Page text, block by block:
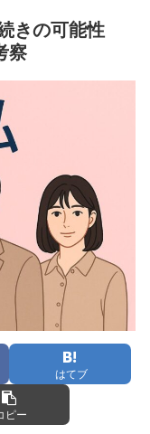
きの可能性
察
はてブ
ピー